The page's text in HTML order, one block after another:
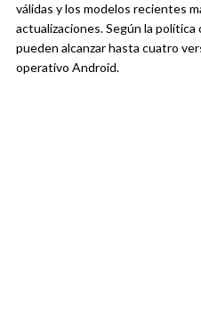
válidas y los modelos recientes
actualizaciones. Según la política
pueden alcanzar hasta cuatro
operativo Android.